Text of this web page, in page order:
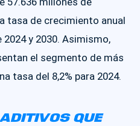
tasa de crecimiento anual
y 2030. Asimismo,
el segmento de más
tasa del 8,2% para 2024.
QUE